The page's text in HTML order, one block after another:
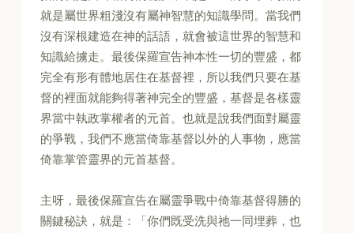
就是屬世界粗淺沒有屬神智慧的知識學問。當我們
沒有深根建造在神的話語，就會被這世界的智慧和
知識給擄走。最後保羅宣告神本性一切的豐盛，都
完全有形有體地居住在基督裡，所以我們只要在基
督的裡面就能夠得著神完全的豐盛，基督是各樣靈
界當中執政掌權者的元首。也就是說我們面對屬靈
的爭戰，我們不應當倚靠基督以外的人事物，應當
倚靠掌管靈界的元首基督。
主呀，最後保羅宣告在屬靈爭戰中倚靠基督得勝的
關鍵秘訣，就是：「你們既受洗與祂一同埋葬，也